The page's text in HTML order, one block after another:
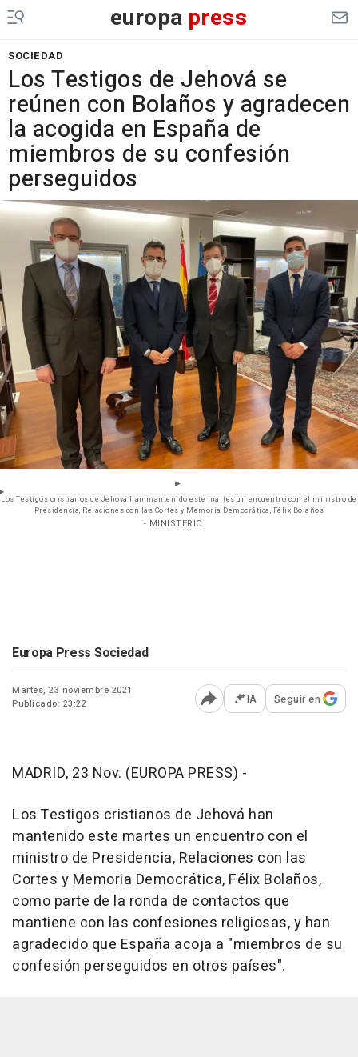
europa press
SOCIEDAD
Los Testigos de Jehová se
reúnen con Bolaños y agradecen
la acogida en España de
miembros de su confesión
perseguidos
Los Testigos cristianos de Jehová han mantenido este martes un encuentro con el ministro de
Presidencia, Relaciones con las Cortes y Memoria Democrática, Félix Bolaños
- MINISTERIO
Europa Press Sociedad
Martes, 23 noviembre 2021
Publicado: 23:22
Abrir opciones para
IA Seguir en
MADRID, 23 Nov. (EUROPA PRESS) -
Los Testigos cristianos de Jehová han
mantenido este martes un encuentro con el
ministro de Presidencia, Relaciones con las
Cortes y Memoria Democrática, Félix Bolaños,
como parte de la ronda de contactos que
mantiene con las confesiones religiosas, y han
agradecido que España acoja a "miembros de su
confesión perseguidos en otros países".